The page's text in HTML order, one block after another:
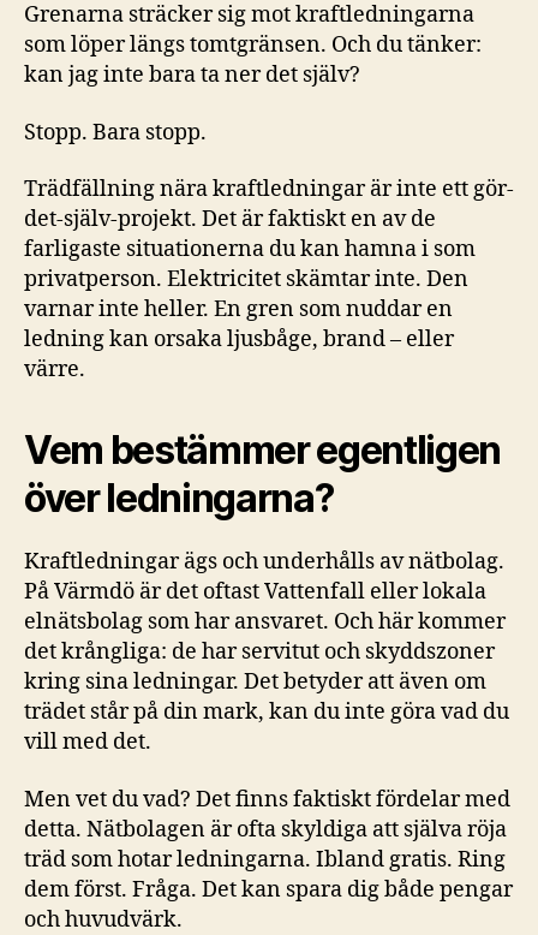
Grenarna sträcker sig mot kraftledningarna
som löper längs tomtgränsen. Och du tänker:
kan jag inte bara ta ner det själv?
Stopp. Bara stopp.
Trädfällning nära kraftledningar är inte ett gör-
det-själv-projekt. Det är faktiskt en av de
farligaste situationerna du kan hamna i som
privatperson. Elektricitet skämtar inte. Den
varnar inte heller. En gren som nuddar en
ledning kan orsaka ljusbåge, brand – eller
värre.
Vem bestämmer egentligen
över ledningarna?
Kraftledningar ägs och underhålls av nätbolag.
På Värmdö är det oftast Vattenfall eller lokala
elnätsbolag som har ansvaret. Och här kommer
det krångliga: de har servitut och skyddszoner
kring sina ledningar. Det betyder att även om
trädet står på din mark, kan du inte göra vad du
vill med det.
Men vet du vad? Det finns faktiskt fördelar med
detta. Nätbolagen är ofta skyldiga att själva röja
träd som hotar ledningarna. Ibland gratis. Ring
dem först. Fråga. Det kan spara dig både pengar
och huvudvärk.